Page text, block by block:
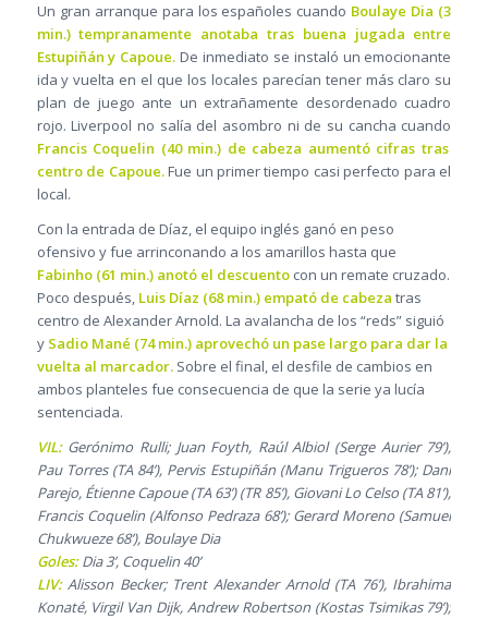
Un gran arranque para los españoles cuando Boulaye Dia (3
min.) tempranamente anotaba tras buena jugada entre
Estupiñán y Capoue. De inmediato se instaló un emocionante
ida y vuelta en el que los locales parecían tener más claro su
plan de juego ante un extrañamente desordenado cuadro
rojo. Liverpool no salía del asombro ni de su cancha cuando
Francis Coquelin (40 min.) de cabeza aumentó cifras tras
centro de Capoue.Fue un primer tiempo casi perfecto para el
local.
Con la entrada de Díaz, el equipo inglés ganó en peso
ofensivo y fue arrinconando a los amarillos hasta que
Fabinho (61 min.) anotó el descuentocon un remate cruzado.
Poco después,Luis Díaz (68 min.) empató de cabeza tras
centro de Alexander Arnold. La avalancha de los “reds” siguió
y Sadio Mané (74 min.) aprovechó un pase largo para dar la
vuelta al marcador.Sobre el final, el desfile de cambios en
ambos planteles fue consecuencia de que la serie ya lucía
sentenciada.
VIL:Gerónimo Rulli; Juan Foyth, Raúl Albiol (Serge Aurier 79’),
Pau Torres (TA 84’), Pervis Estupiñán (Manu Trigueros 78’); Dani
Parejo, Étienne Capoue (TA 63’) (TR 85’), Giovani Lo Celso (TA 81’),
Francis Coquelin (Alfonso Pedraza 68’); Gerard Moreno (Samuel
Chukwueze 68’), Boulaye Dia
Goles:Dia 3’, Coquelin 40’
LIV:Alisson Becker; Trent Alexander Arnold (TA 76’), Ibrahima
Konaté, Virgil Van Dijk, Andrew Robertson (Kostas Tsimikas 79’);